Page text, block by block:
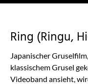
the list of
Usercentrics
Platform
Ring (Ringu,
Japanischer
klassischem Grusel
Videoband ansieht,